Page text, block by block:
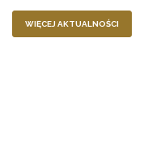
WIĘCEJ AKTUALNOŚCI